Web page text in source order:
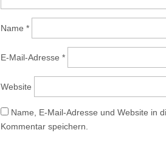
Name *
E-Mail-Adresse *
Website
Name, E-Mail-Adresse und Website in
Kommentar speichern.